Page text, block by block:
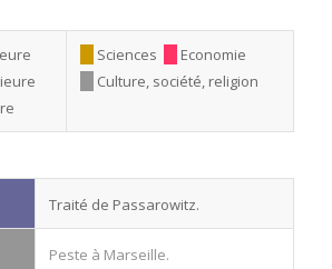
Sciences
Economie
Culture, société, religion
Traité de Passarowitz.
Peste à Marseille.